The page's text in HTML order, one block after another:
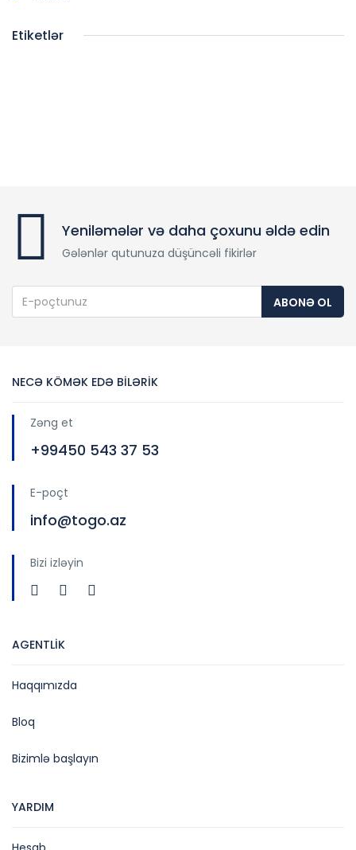
Etiketlər
Yeniləmələr və daha çoxunu əldə edin
Gələnlər qutunuza düşüncəli fikirlər
ABONƏ OL
NECƏ KÖMƏK EDƏ BİLƏRİK
Zəng et
+99450 543 37 53
E-poçt
info@togo.az
Bizi izləyin
AGENTLİK
Haqqımızda
Bloq
Bizimlə başlayın
YARDIM